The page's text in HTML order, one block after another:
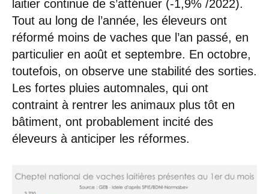
laitier continue de s’atténuer (-1,9% /2022).
Tout au long de l’année, les éleveurs ont
réformé moins de vaches que l’an passé, en
particulier en août et septembre. En octobre,
toutefois, on observe une stabilité des sorties.
Les fortes pluies automnales, qui ont
contraint à rentrer les animaux plus tôt en
bâtiment, ont probablement incité des
éleveurs à anticiper les réformes.